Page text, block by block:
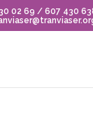
02 69 / 607 430